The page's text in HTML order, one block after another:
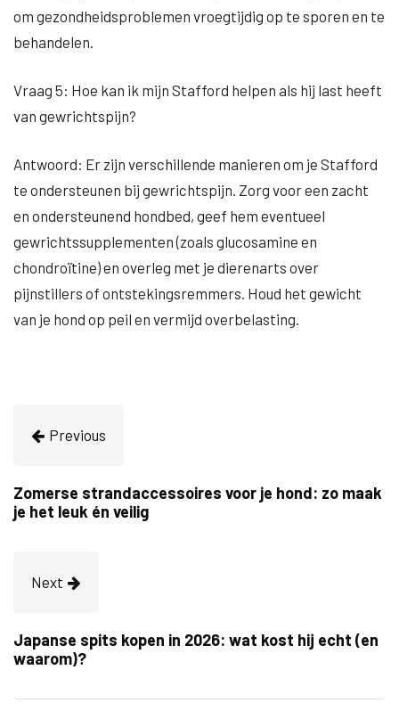
om gezondheidsproblemen vroegtijdig op te sporen en te
behandelen.
Vraag 5: Hoe kan ik mijn Stafford helpen als hij last heeft
van gewrichtspijn?
Antwoord: Er zijn verschillende manieren om je Stafford
te ondersteunen bij gewrichtspijn. Zorg voor een zacht
en ondersteunend hondbed, geef hem eventueel
gewrichtssupplementen (zoals glucosamine en
chondroïtine) en overleg met je dierenarts over
pijnstillers of ontstekingsremmers. Houd het gewicht
van je hond op peil en vermijd overbelasting.
Previous
Zomerse strandaccessoires voor je hond: zo maak
je het leuk én veilig
Next
Japanse spits kopen in 2026: wat kost hij echt (en
waarom)?